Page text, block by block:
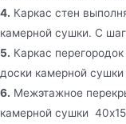
4. Каркас стен
камерной сушки. С
5. Каркас
доски камерной
6. Межэтажное
камерной сушки